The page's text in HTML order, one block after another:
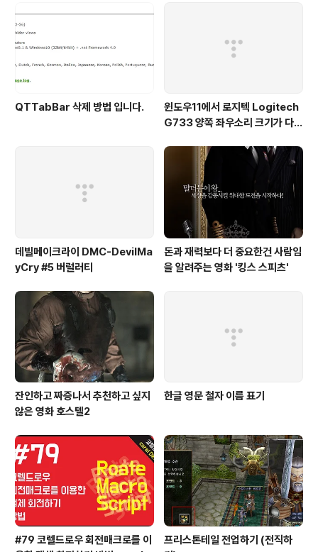
QTTabBar 삭제 방법 입니다.
윈도우11에서 로지텍 Logitech
G733 양쪽 좌우소리 크기가 다르
게 들려요!)
데빌메이크라이 DMC-DevilMa
yCry #5 버럴러티
돈과 재력보다 더 중요한건 사람임
을 알려주는 영화 '킹스 스피츠'
잔인하고 짜증나서 추천하고 싶지
않은 영화 호스텔2
한글 영문 철자 이름 표기
#79 코렐드로우 회전매크로를 이
프리스톤테일 전업하기 (전직하